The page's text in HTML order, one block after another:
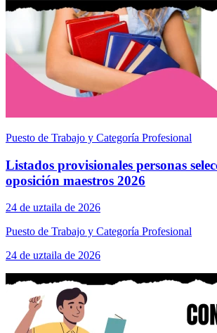
Puesto de Trabajo y Categoría Profesional
Listados provisionales personas
oposición maestros 2026
24 de uztaila de 2026
Puesto de Trabajo y Categoría Profesional
24 de uztaila de 2026